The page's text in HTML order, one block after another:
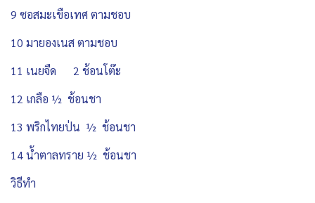
9 ซอสมะเขือเทศ ตามชอบ
10 มายองเนส ตามชอบ
11 เนยจืด 2 ช้อนโต๊ะ
12 เกลือ ½ ช้อนชา
13 พริกไทยป่น ½ ช้อนชา
14 น้ำตาลทราย ½ ช้อนชา
วิธีทำ